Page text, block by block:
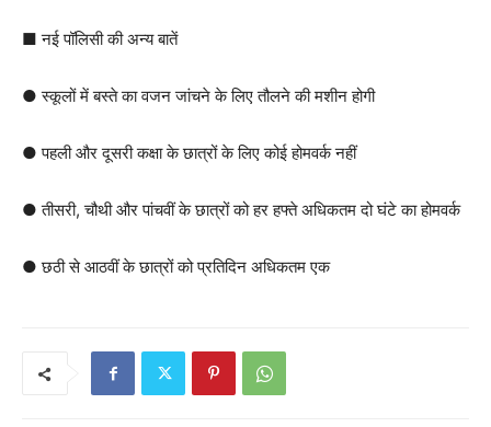
■ नई पॉलिसी की अन्य बातें
● स्कूलों में बस्ते का वजन जांचने के लिए तौलने की मशीन होगी
● पहली और दूसरी कक्षा के छात्रों के लिए कोई होमवर्क नहीं
● तीसरी, चौथी और पांचवीं के छात्रों को हर हफ्ते अधिकतम दो घंटे का होमवर्क
● छठी से आठवीं के छात्रों को प्रतिदिन अधिकतम एक